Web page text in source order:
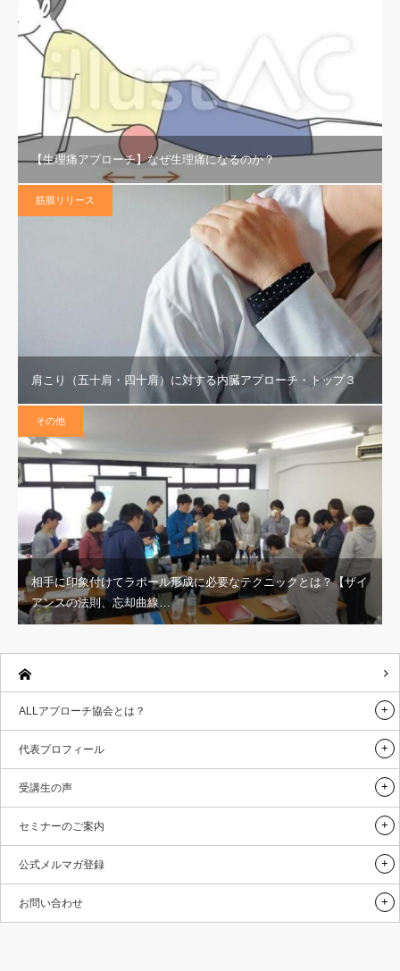
【生理痛アプローチ】なぜ生理痛になるのか？
筋膜リリース
肩こり（五十肩・四十肩）に対する内臓アプローチ・トップ３
その他
相手に印象付けてラポール形成に必要なテクニックとは？【ザイ
アンスの法則、忘却曲線…
ALLアプローチ協会とは？
代表プロフィール
受講生の声
セミナーのご案内
公式メルマガ登録
お問い合わせ